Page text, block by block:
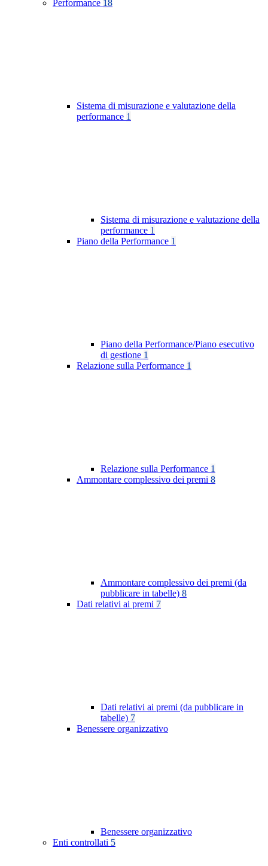
Performance 18
Sistema di misurazione e valutazione della
performance 1
Sistema di misurazione e valutazione della
performance 1
Piano della Performance 1
Piano della Performance/Piano esecutivo
di gestione 1
Relazione sulla Performance 1
Relazione sulla Performance 1
Ammontare complessivo dei premi 8
Ammontare complessivo dei premi (da
pubblicare in tabelle) 8
Dati relativi ai premi 7
Dati relativi ai premi (da pubblicare in
tabelle) 7
Benessere organizzativo
Benessere organizzativo
Enti controllati 5